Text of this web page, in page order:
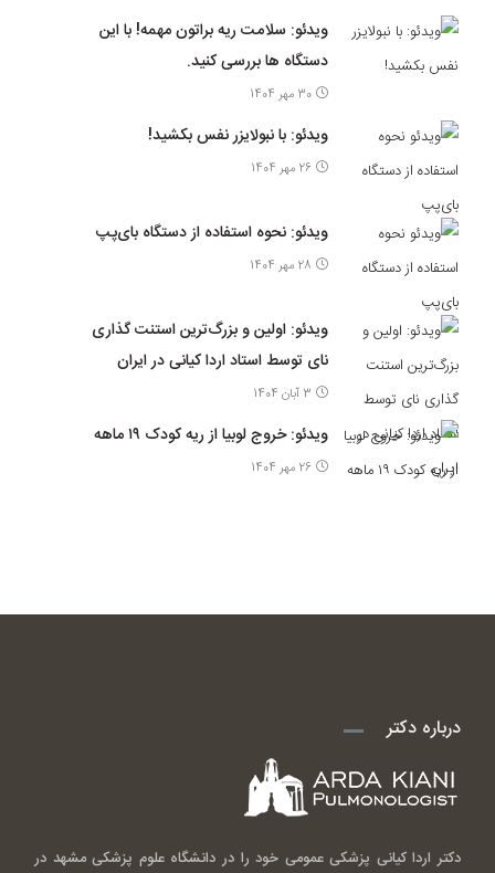
ویدئو: سلامت ریه براتون مهمه! با این
دستگاه ها بررسی کنید.
30 مهر 1404
ویدئو: با نبولایزر نفس بکشید!
26 مهر 1404
ویدئو: نحوه استفاده از دستگاه بای‌پپ
28 مهر 1404
ویدئو: اولین و بزرگ‌ترین استنت گذاری
نای توسط استاد اردا کیانی در ایران
3 آبان 1404
ویدئو: خروج لوبیا از ریه کودک ۱۹ ماهه
26 مهر 1404
درباره دکتر
دکتر اردا کیانی پزشکی عمومی خود را در دانشگاه علوم پزشکی مشهد در